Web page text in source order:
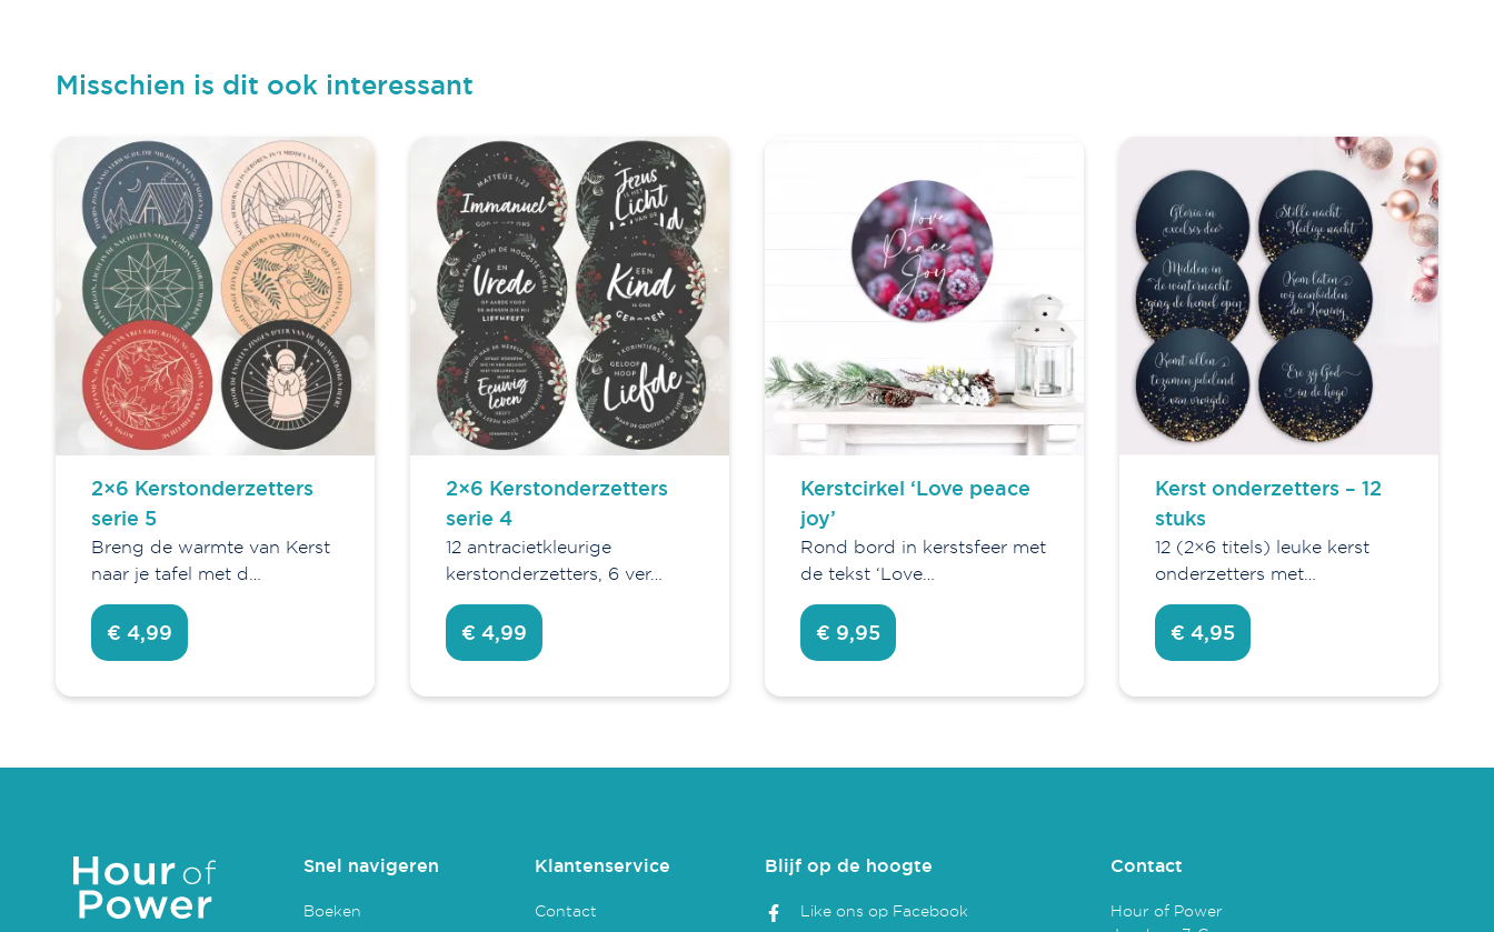
Misschien is dit ook interessant
2×6 Kerstonderzetters
serie 5
Breng de warmte van Kerst
naar je tafel met d…
€ 4,99
2×6 Kerstonderzetters
serie 4
12 antracietkleurige
kerstonderzetters, 6 ver…
€ 4,99
Kerstcirkel ‘Love peace
joy’
Rond bord in kerstsfeer met
de tekst ‘Love…
€ 9,95
Kerst onderzetters – 12
stuks
12 (2×6 titels) leuke kerst
onderzetters met…
€ 4,95
Snel navigeren
Boeken
Klantenservice
Contact
Blijf op de hoogte
Like ons op Facebook
Contact
Hour of Power